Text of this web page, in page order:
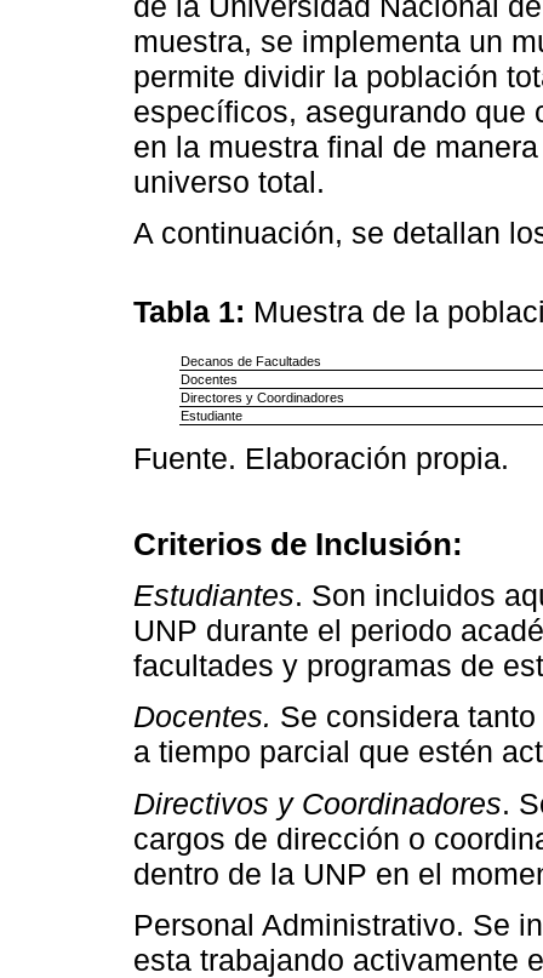
muestra, se implementa un
permite dividir la población
específicos, asegurando que
en la muestra final de
universo total.
A continuación, se detallan
Tabla 1: Muestra de la
Decanos de Facultades
Docentes
Directores y Coordinadores
Estudiante
Fuente. Elaboración propia.
Criterios de Inclusión:
Estudiantes. Son incluidos
UNP durante el periodo
facultades y programas de
Docentes. Se considera
a tiempo parcial que estén
Directivos y Coordinadores.
cargos de dirección o
dentro de la UNP en el
Personal Administrativo. Se
esta trabajando activamente